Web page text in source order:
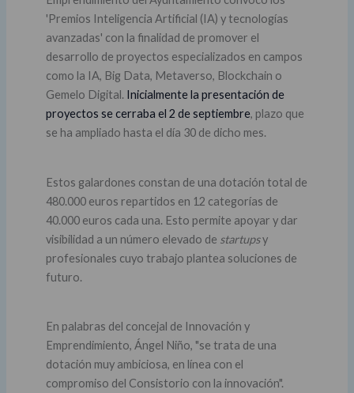
'Premios Inteligencia Artificial (IA) y tecnologías
avanzadas' con la finalidad de promover el
desarrollo de proyectos especializados en campos
como la IA, Big Data, Metaverso, Blockchain o
Gemelo Digital. Inicialmente la presentación de
proyectos se cerraba el 2 de septiembre, plazo que
se ha ampliado hasta el día 30 de dicho mes.
Estos galardones constan de una dotación total de
480.000 euros repartidos en 12 categorías de
40.000 euros cada una. Esto permite apoyar y dar
visibilidad a un número elevado de startupsy
profesionales cuyo trabajo plantea soluciones de
futuro.
En palabras del concejal de Innovación y
Emprendimiento, Ángel Niño, "se trata de una
dotación muy ambiciosa, en línea con el
compromiso del Consistorio con la innovación".